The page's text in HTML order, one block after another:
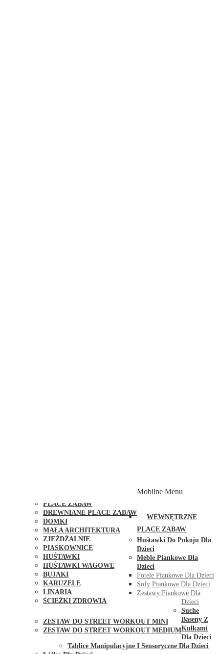
PLACE ZABAW
DREWNIANE PLACE ZABAW
DOMKI
MAŁA ARCHITEKTURA
ZJEŻDŻALNIE
PIASKOWNICE
HUŚTAWKI
HUŚTAWKI WAGOWE
BUJAKI
KARUZELE
LINARIA
ŚCIEŻKI ZDROWIA
ZESTAW DO STREET WORKOUT MINI
ZESTAW DO STREET WORKOUT MEDIUM
Mobilne Menu
WEWNĘTRZNE
PLACE ZABAW
Huśtawki Do Pokoju Dla
Dzieci
Meble Piankowe Dla
Dzieci
Fotele Piankowe Dla Dzieci
Sofy Piankowe Dla Dzieci
Zestawy Piankowe Dla
Dzieci
Suche
Baseny Z
Kulkami
Dla Dzieci
Tablice Manipulacyjne I Sensoryczne Dla Dzieci